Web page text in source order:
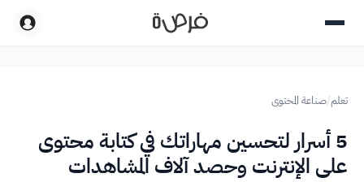
تعلم/صناعة المحتوى
5 أسرار لتحسين مهاراتك في كتابة محتوى
على الإنترنت وحصد آلاف المشاهدات